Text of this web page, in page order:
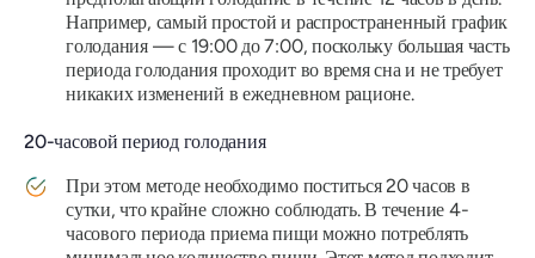
Например, самый простой и распространенный график
голодания — с 19:00 до 7:00, поскольку большая часть
периода голодания проходит во время сна и не требует
никаких изменений в ежедневном рационе.
20-часовой период голодания
При этом методе необходимо поститься 20 часов в
сутки, что крайне сложно соблюдать. В течение 4-
часового периода приема пищи можно потреблять